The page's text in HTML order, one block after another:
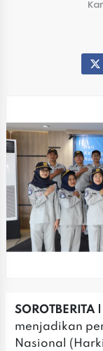
SOROTBERITA
menjadikan
Nasional